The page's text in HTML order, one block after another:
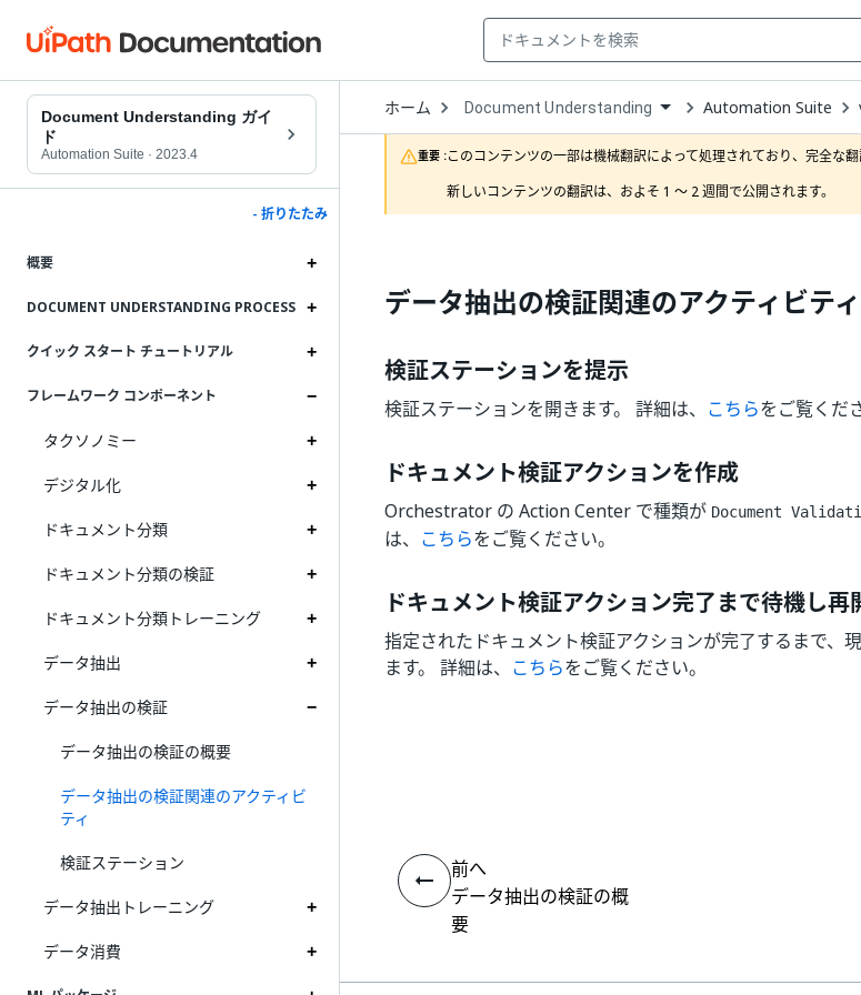
Document Understanding ガイ
ド
Automation Suite · 2023.4
- 折りたたみ
概要
DOCUMENT UNDERSTANDING PROCESS
クイック スタート チュートリアル
フレームワーク コンポーネント
タクソノミー
デジタル化
ドキュメント分類
ドキュメント分類の検証
ドキュメント分類トレーニング
データ抽出
データ抽出の検証
データ抽出の検証の概要
データ抽出の検証関連のアクティビ
ティ
検証ステーション
データ抽出トレーニング
データ消費
ホーム Open
Dropdown
to
choose
product
Document Understanding Automation Suite
重要 :このコンテンツの一部は機械翻訳によって処理されており、完全な
新しいコンテンツの翻訳は、およそ 1 ～ 2 週間で公開されます。
データ抽出の検証関連のアクティビティ
検証ステーションを提示
検証ステーションを開きます。 詳細は、 こちらをご覧くだ
ドキュメント検証アクションを作成
Orchestrator の Action Center で種類が Document
は、 こちらをご覧ください。
ドキュメント検証アクション完了まで待機し再
指定されたドキュメント検証アクションが完了するまで、
ます。 詳細は、 こちらをご覧ください。
前へ
データ抽出の検証の概
要